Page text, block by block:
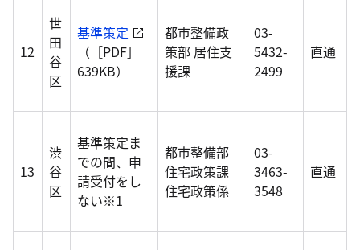
12
世
田
谷
区
基準策定
（［PDF］
639KB）
都市整備政
策部 居住支
援課
03-
5432-
2499
直通
13
渋
谷
区
基準策定ま
での間、申
請受付をし
ない※1
都市整備部
住宅政策課
住宅政策係
03-
3463-
3548
直通